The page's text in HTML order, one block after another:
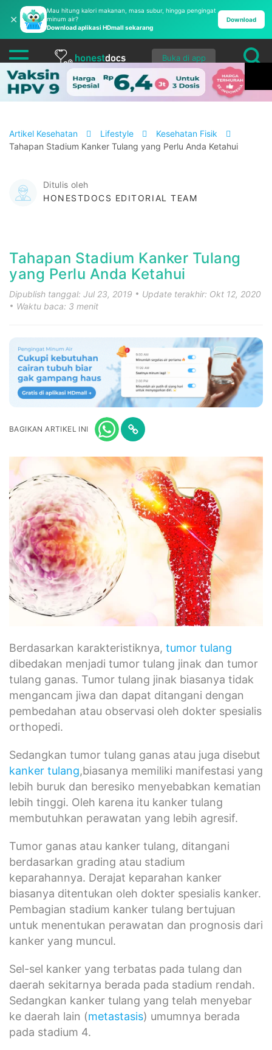
✕
Mau hitung kalori makanan, masa subur, hingga pengingat
minum air?
Download aplikasi HDmall sekarang
Download
Buka di app
Artikel Kesehatan Lifestyle
Kesehatan Fisik
Tahapan Stadium Kanker Tulang yang Perlu Anda Ketahui
Ditulis oleh
HONESTDOCS EDITORIAL TEAM
Tahapan Stadium Kanker Tulang
yang Perlu Anda Ketahui
Dipublish tanggal: Jul 23, 2019
Update terakhir: Okt 12, 2020
Waktu baca: 3 menit
BAGIKAN ARTIKEL INI
Berdasarkan karakteristiknya, tumor tulang
dibedakan menjadi tumor tulang jinak dan tumor
tulang ganas. Tumor tulang jinak biasanya tidak
mengancam jiwa dan dapat ditangani dengan
pembedahan atau observasi oleh dokter spesialis
orthopedi.
Sedangkan tumor tulang ganas atau juga disebut
kanker tulang,biasanya memiliki manifestasi yang
lebih buruk dan beresiko menyebabkan kematian
lebih tinggi. Oleh karena itu kanker tulang
membutuhkan perawatan yang lebih agresif.
Tumor ganas atau kanker tulang, ditangani
berdasarkan grading atau stadium
keparahannya. Derajat keparahan kanker
biasanya ditentukan oleh dokter spesialis kanker.
Pembagian stadium kanker tulang bertujuan
untuk menentukan perawatan dan prognosis dari
kanker yang muncul.
Sel-sel kanker yang terbatas pada tulang dan
daerah sekitarnya berada pada stadium rendah.
Sedangkan kanker tulang yang telah menyebar
ke daerah lain (metastasis) umumnya berada
pada stadium 4.